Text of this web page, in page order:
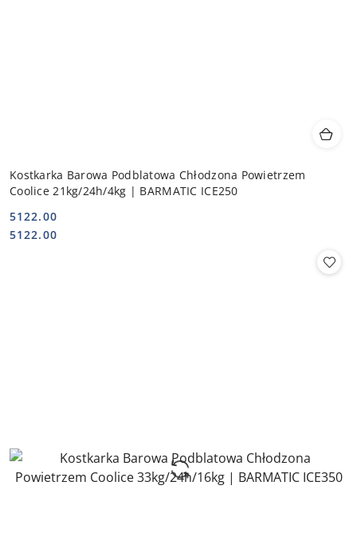
Kostkarka Barowa Podblatowa Chłodzona Powietrzem
Coolice 21kg/24h/4kg | BARMATIC ICE250
Cena:
5122.00
Cena:
5122.00